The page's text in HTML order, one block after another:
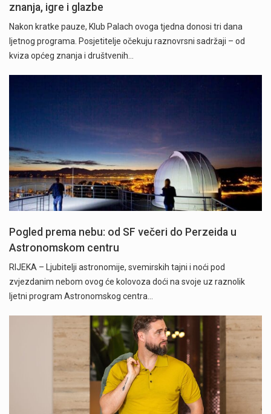
znanja, igre i glazbe
Nakon kratke pauze, Klub Palach ovoga tjedna donosi tri dana
ljetnog programa. Posjetitelje očekuju raznovrsni sadržaji – od
kviza općeg znanja i društvenih…
Pogled prema nebu: od SF večeri do Perzeida u
Astronomskom centru
RIJEKA – Ljubitelji astronomije, svemirskih tajni i noći pod
zvjezdanim nebom ovog će kolovoza doći na svoje uz raznolik
ljetni program Astronomskog centra…